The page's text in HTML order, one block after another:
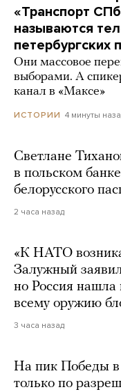
«Транспорт
называются
петербургских
Они массовое
выборами. А
канал в «Максе»
ИСТОРИИ 4 минуты
Светлане
в польском
белорусского
2 часа назад
«К НАТО
Залужный
но Россия нашла
всему оружию
3 часа назад
На пик Победы в
только по